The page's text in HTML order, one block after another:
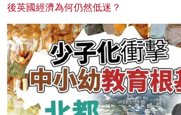
後英國經濟為何仍然低迷？